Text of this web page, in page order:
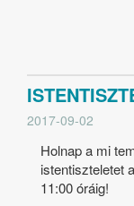
2017-09-02
Holnap a mi
istentiszteletet
11:00 óráig!